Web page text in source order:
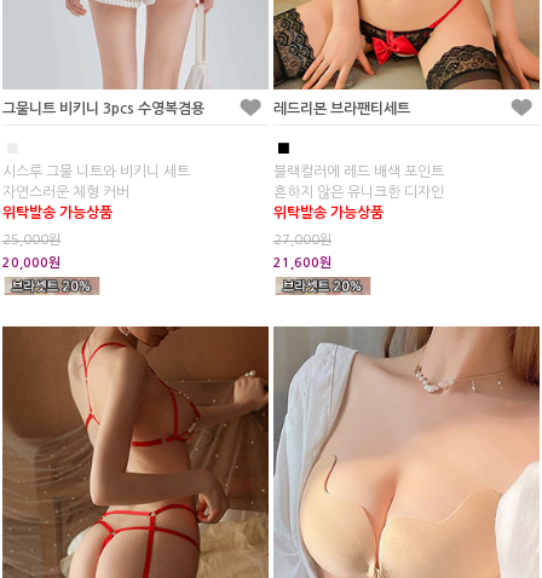
그물니트 비키니 3pcs 수영복겸용
시스루 그물 니트와 비키니 세트
자연스러운 체형 커버
위탁발송 가능상품
25,000원
20,000원
레드리본 브라팬티세트
■
블랙컬러에 레드 배색 포인트
흔하지 않은 유니크한 디자인
위탁발송 가능상품
27,000원
21,600원